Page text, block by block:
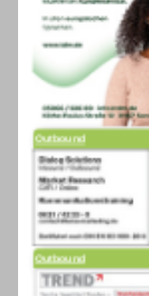
Outbound
Outbound